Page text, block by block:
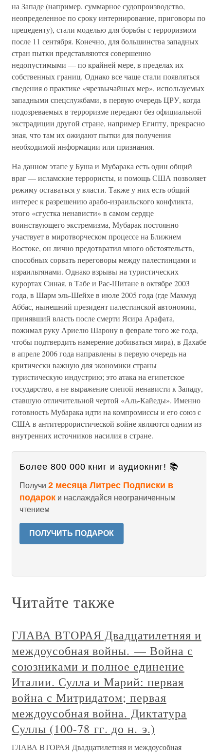
на Западе (например, суммарное судопроизводство,
неопределенное по сроку интернирование, приговоры по
прецеденту), стали моделью для борьбы с терроризмом
после 11 сентября. Конечно, для большинства западных
стран пытки представляются совершенно
недопустимыми — по крайней мере, в пределах их
собственных границ. Однако все чаще стали появляться
сведения о практике «чрезвычайных мер», используемых
западными спецслужбами, в первую очередь ЦРУ, когда
подозреваемых в терроризме передают без официальной
экстрадиции другой стране, например Египту, прекрасно
зная, что там их ожидают пытки для получения
необходимой информации или признания.
На данном этапе у Буша и Мубарака есть один общий
враг — исламские террористы, и помощь США позволяет
режиму оставаться у власти. Также у них есть общий
интерес к разрешению арабо-израильского конфликта,
этого «сгустка ненависти» в самом сердце
воинствующего экстремизма, Мубарак постоянно
участвует в миротворческом процессе на Ближнем
Востоке, он лично предотвратил много обстоятельств,
способных сорвать переговоры между палестинцами и
израильтянами. Однако взрывы на туристических
курортах Синая, в Табе и Рас-Шитане в октябре 2003
года, в Шарм эль-Шейхе в июле 2005 года (где Махмуд
Аббас, нынешний президент палестинской автономии,
принявший власть после смерти Ясира Арафата,
пожимал руку Ариелю Шарону в феврале того же года,
чтобы подтвердить намерение добиваться мира), в Дахабе
в апреле 2006 года направлены в первую очередь на
критически важную для экономики страны
туристическую индустрию; это атака на египетское
государство, а не выражение слепой ненависти к Западу,
ставшую отличительной чертой «Аль-Кайеды». Именно
готовность Мубарака идти на компромиссы и его союз с
США в антитеррористической войне являются одним из
внутренних источников насилия в стране.
Более 800 000 книг и аудиокниг! 📚
Получи 2 месяца Литрес Подписки в
подарок и наслаждайся неограниченным
чтением
ПОЛУЧИТЬ ПОДАРОК
Читайте также
ГЛАВА ВТОРАЯ Двадцатилетняя и
междоусобная войны. — Война с
союзниками и полное единение
Италии. Сулла и Марий: первая
война с Митридатом; первая
междоусобная война. Диктатура
Суллы (100-78 гг. до н. э.)
ГЛАВА ВТОРАЯ Двадцатилетняя и междоусобная